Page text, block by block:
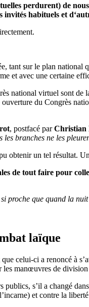
perdurent) de
habituels et
sur le plan national
et avec une certaine
national virtuel sont
du Congrès
, postfacé parChristian
branches ne les
obtenir un tel résultat.
de tout faire pour
si proche que quand la
laïque
celui-ci a renoncé à
manœuvres de
publics, s’il a changé
et contre la